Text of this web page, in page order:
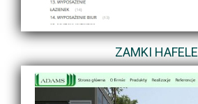
ZAMKI HAFELE